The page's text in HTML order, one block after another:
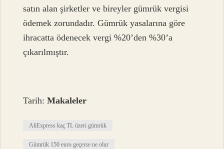
satın alan şirketler ve bireyler gümrük vergisi
ödemek zorundadır. Gümrük yasalarına göre
ihracatta ödenecek vergi %20’den %30’a
çıkarılmıştır.
Tarih:Makaleler
AliExpress kaç TL üzeri gümrük
Gümrük 150 euro geçerse ne olur